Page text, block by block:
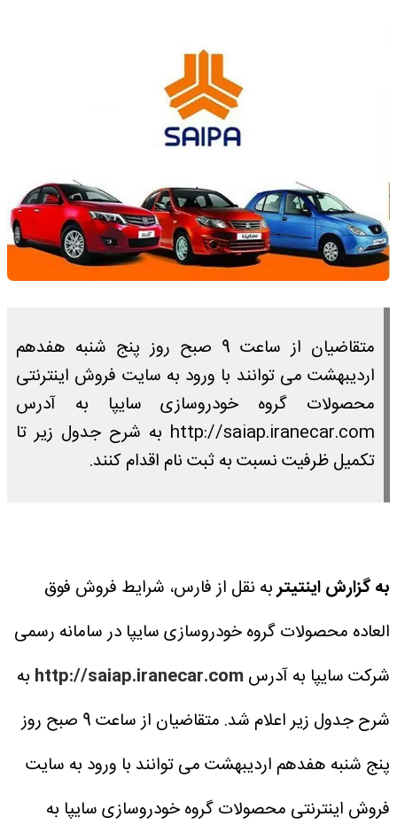
متقاضیان از ساعت 9 صبح روز پنج شنبه هفدهم
اردیبهشت می توانند با ورود به سایت فروش اینترنتی
محصولات گروه خودروسازی سایپا به آدرس
http://saiap.iranecar.com به شرح جدول زیر تا
تکمیل ظرفیت نسبت به ثبت نام اقدام کنند.
به گزارش اینتیتربه نقل از فارس، شرایط فروش فوق
العاده محصولات گروه خودروسازی سایپا در سامانه رسمی
شرکت سایپا به آدرسhttp://saiap.iranecar.com به
شرح جدول زیر اعلام شد.
متقاضیان از ساعت 9 صبح روز
پنج شنبه هفدهم اردیبهشت می توانند با ورود به سایت
فروش اینترنتی محصولات گروه خودروسازی سایپا به